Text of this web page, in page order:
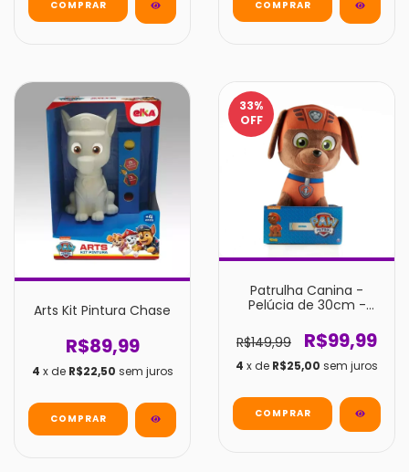
Arts Kit Pintura Chase
R$89,99
4 x de R$22,50 sem juros
33%
OFF
Patrulha Canina -
Pelúcia de 30cm -
R$149,99
R$99,99
4 x de R$25,00 sem juros